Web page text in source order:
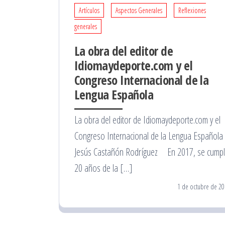
Artículos Aspectos Generales
Reflexiones
generales
La obra del editor de
Idiomaydeporte.com y el
Congreso Internacional de la
Lengua Española
La obra del editor de Idiomaydeporte.com y el
Congreso Internacional de la Lengua Española
Jesús Castañón Rodríguez En 2017, se
20 años de la […]
1 de octubre de